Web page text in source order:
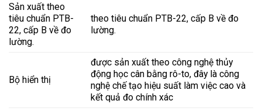
Sản xuất theo
tiêu chuẩn PTB-
22, cấp B về đo
lường.
theo tiêu chuẩn PTB-22, cấp B về đo
lường.
Bộ hiển thị
được sản xuất theo công nghệ thủy
động học cân bằng rô-to, đây là công
nghệ chế tạo hiệu suất làm việc cao và
kết quả đo chính xác